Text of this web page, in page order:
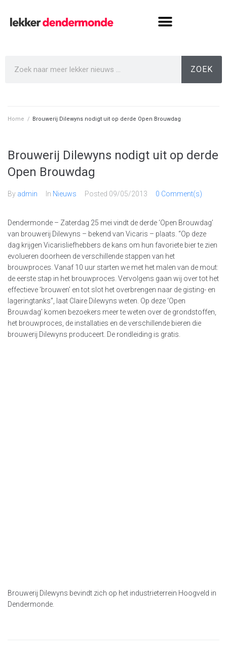
ZOEK
Home / Brouwerij Dilewyns nodigt uit op derde Open Brouwdag
Brouwerij Dilewyns nodigt uit op derde
Open Brouwdag
By admin In Nieuws Posted 09/05/2013 0 Comment(s)
Dendermonde – Zaterdag 25 mei vindt de derde ‘Open Brouwdag’
van brouwerij Dilewyns – bekend van Vicaris – plaats. “Op deze
dag krijgen Vicarisliefhebbers de kans om hun favoriete bier te zien
evolueren doorheen de verschillende stappen van het
brouwproces. Vanaf 10 uur starten we met het malen van de mout:
de eerste stap in het brouwproces. Vervolgens gaan wij over tot het
effectieve ‘brouwen’ en tot slot het overbrengen naar de gisting- en
lageringtanks”, laat Claire Dilewyns weten. Op deze ‘Open
Brouwdag’ komen bezoekers meer te weten over de grondstoffen,
het brouwproces, de installaties en de verschillende bieren die
brouwerij Dilewyns produceert. De rondleiding is gratis.
Brouwerij Dilewyns bevindt zich op het industrieterrein Hoogveld in
Dendermonde.